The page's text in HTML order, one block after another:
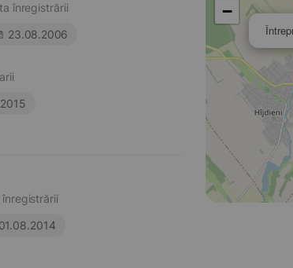
înregistrării
23.08.2006
înregistrării
01.08.2014
−